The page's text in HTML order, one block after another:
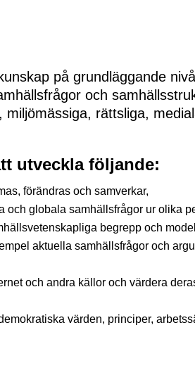
på grundläggande
och
rättsliga,
utveckla följande:
förändras och samverkar,
globala samhällsfrågor ur olika
begrepp och
aktuella samhällsfrågor och
och andra källor och värdera
värden, principer,